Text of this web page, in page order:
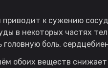
приводит к сужению
в некоторых частях
боль,
обоих веществ